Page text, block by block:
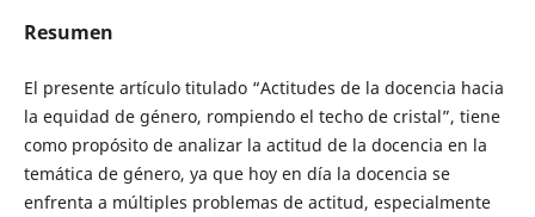
Resumen
El presente artículo titulado “Actitudes de la docencia hacia
la equidad de género, rompiendo el techo de cristal”, tiene
como propósito de analizar la actitud de la docencia en la
temática de género, ya que hoy en día la docencia se
enfrenta a múltiples problemas de actitud, especialmente